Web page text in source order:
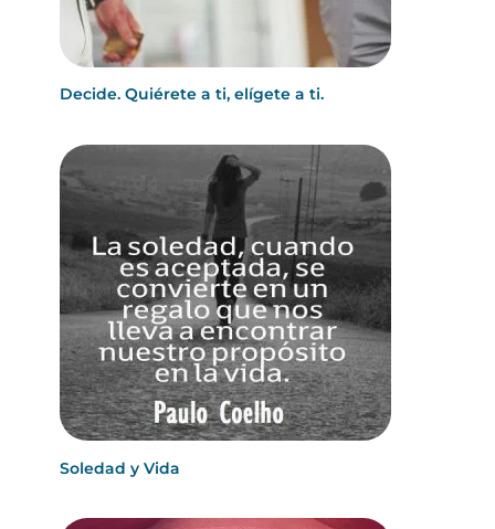
Decide. Quiérete a ti, elígete a ti.
Soledad y Vida